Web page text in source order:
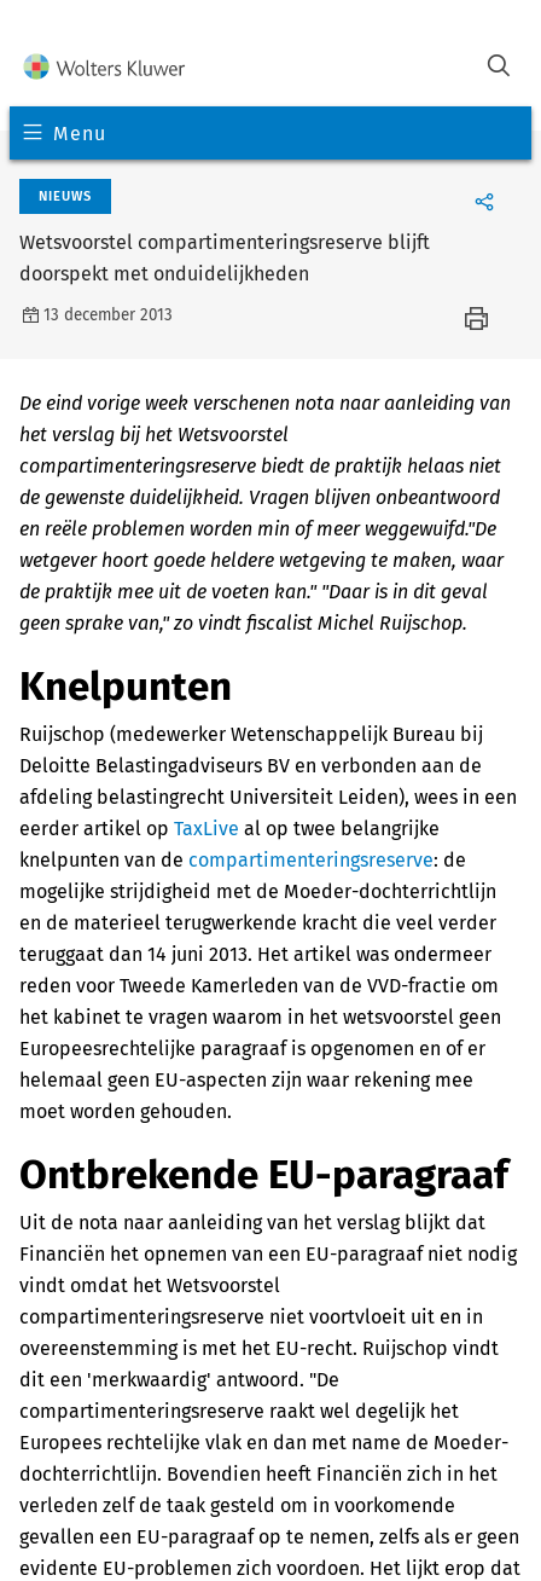
Menu
NIEUWS
Wetsvoorstel compartimenteringsreserve blijft
doorspekt met onduidelijkheden
13 december 2013
De eind vorige week verschenen nota naar aanleiding van
het verslag bij het Wetsvoorstel
compartimenteringsreserve biedt de praktijk helaas niet
de gewenste duidelijkheid. Vragen blijven onbeantwoord
en reële problemen worden min of meer weggewuifd."De
wetgever hoort goede heldere wetgeving te maken, waar
de praktijk mee uit de voeten kan." "Daar is in dit geval
geen sprake van," zo vindt fiscalist Michel Ruijschop.
Knelpunten
Ruijschop (medewerker Wetenschappelijk Bureau bij
Deloitte Belastingadviseurs BV en verbonden aan de
afdeling belastingrecht Universiteit Leiden), wees in een
eerder artikel op TaxLive al op twee belangrijke
knelpunten van de compartimenteringsreserve: de
mogelijke strijdigheid met de Moeder-dochterrichtlijn
en de materieel terugwerkende kracht die veel verder
teruggaat dan 14 juni 2013. Het artikel was ondermeer
reden voor Tweede Kamerleden van de VVD-fractie om
het kabinet te vragen waarom in het wetsvoorstel geen
Europeesrechtelijke paragraaf is opgenomen en of er
helemaal geen EU-aspecten zijn waar rekening mee
moet worden gehouden.
Ontbrekende EU-paragraaf
Uit de nota naar aanleiding van het verslag blijkt dat
Financiën het opnemen van een EU-paragraaf niet nodig
vindt omdat het Wetsvoorstel
compartimenteringsreserve niet voortvloeit uit en in
overeenstemming is met het EU-recht. Ruijschop vindt
dit een 'merkwaardig' antwoord. "De
compartimenteringsreserve raakt wel degelijk het
Europees rechtelijke vlak en dan met name de Moeder-
dochterrichtlijn. Bovendien heeft Financiën zich in het
verleden zelf de taak gesteld om in voorkomende
gevallen een EU-paragraaf op te nemen, zelfs als er geen
evidente EU-problemen zich voordoen. Het lijkt erop dat